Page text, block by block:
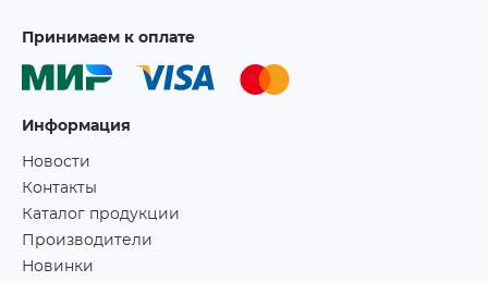
Принимаем к оплате
Информация
Новости
Контакты
Каталог продукции
Производители
Новинки